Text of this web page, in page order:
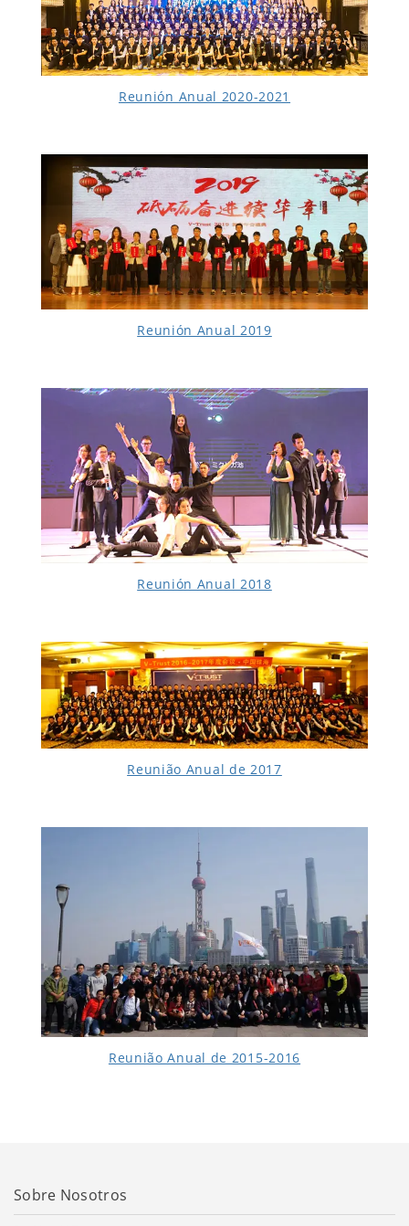
Reunión Anual 2020-2021
Reunión Anual 2019
Reunión Anual 2018
Reunião Anual de 2017
Reunião Anual de 2015-2016
Sobre Nosotros